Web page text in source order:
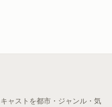
ャストを都市・ジャンル・気